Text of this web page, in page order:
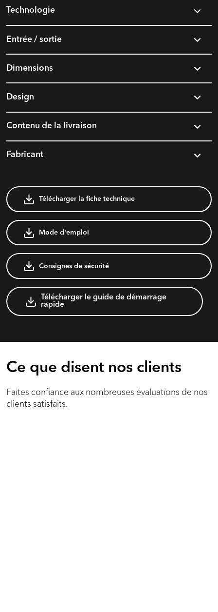
Technologie
Entrée / sortie
Dimensions
Design
Contenu de la livraison
Fabricant
Télécharger la fiche technique
Mode d'emploi
Consignes de sécurité
Télécharger le guide de démarrage
rapide
Ce que disent nos clients
Faites confiance aux nombreuses évaluations de nos
clients satisfaits.